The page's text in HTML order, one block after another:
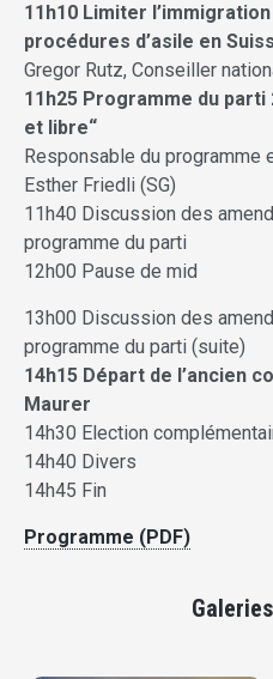
11h10 Limiter
procédures d’asile en
Gregor Rutz, Conseiller
11h25 Programme du parti
et libre“
Responsable du programme
Esther Friedli (SG)
11h40 Discussion des
programme du parti
12h00 Pause de mid
13h00 Discussion des
programme du parti (suite)
14h15 Départ de l’ancien
Maurer
14h30 Election
14h40 Divers
14h45 Fin
Programme (PDF)